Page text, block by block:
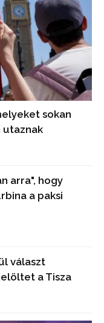
sokan
utaznak
arra", hogy
a paksi
választ
a Tisza